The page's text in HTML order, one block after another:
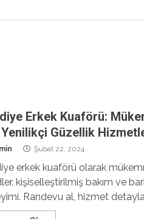
Erkek Kuaförü:
Güzellik
Şubat 22, 2024
erkek kuaförü olarak
kişiselleştirilmiş bakım ve
Randevu al, hizmet